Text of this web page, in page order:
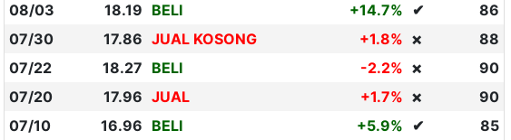
08/03 18.19 BELI +14.7% ✔
86
07/30
17.86 JUAL KOSONG +1.8% ❌
88
07/22
18.27 BELI -2.2% ❌
90
07/20
17.96 JUAL +1.7% ❌
90
07/10
16.96 BELI +5.9% ✔
85